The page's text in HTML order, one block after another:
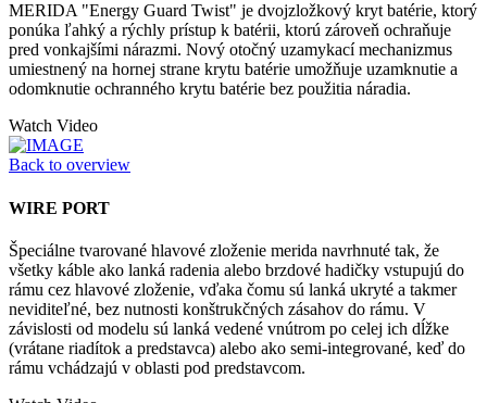
MERIDA "Energy Guard Twist" je dvojzložkový kryt batérie, ktorý
ponúka ľahký a rýchly prístup k batérii, ktorú zároveň ochraňuje
pred vonkajšími nárazmi. Nový otočný uzamykací mechanizmus
umiestnený na hornej strane krytu batérie umožňuje uzamknutie a
odomknutie ochranného krytu batérie bez použitia náradia.
Watch Video
Back to overview
WIRE PORT
Špeciálne tvarované hlavové zloženie merida navrhnuté tak, že
všetky káble ako lanká radenia alebo brzdové hadičky vstupujú do
rámu cez hlavové zloženie, vďaka čomu sú lanká ukryté a takmer
neviditeľné, bez nutnosti konštrukčných zásahov do rámu. V
závislosti od modelu sú lanká vedené vnútrom po celej ich dĺžke
(vrátane riadítok a predstavca) alebo ako semi-integrované, keď do
rámu vchádzajú v oblasti pod predstavcom.